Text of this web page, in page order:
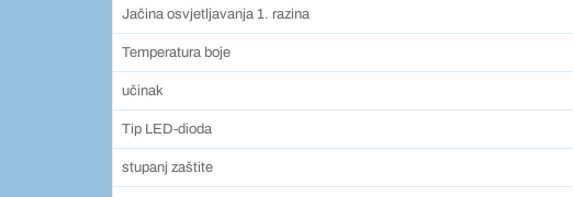
Jačina osvjetljavanja 1. razina
Temperatura boje
učinak
Tip LED-dioda
stupanj zaštite